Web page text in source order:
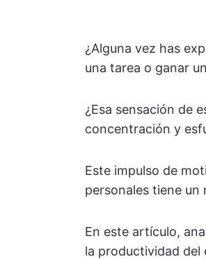
¿Alguna vez has
una tarea o ganar
¿Esa sensación de
concentración y
Este impulso de
personales tiene un
En este artículo,
la productividad del